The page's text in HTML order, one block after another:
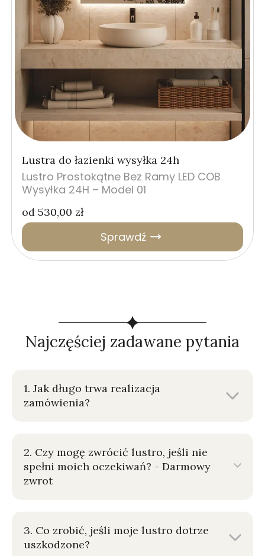
Lustra do łazienki wysyłka 24h
Lustro Prostokątne Bez Ramy LED COB
Wysyłka 24H – Model 01
Sprawdź
od 530,00 zł
Najczęściej zadawane pytania
1. Jak długo trwa realizacja
zamówienia?
2. Czy mogę zwrócić lustro, jeśli nie
spełni moich oczekiwań? - Darmowy
zwrot
3. Co zrobić, jeśli moje lustro dotrze
uszkodzone?